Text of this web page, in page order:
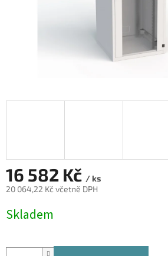
16 582 Kč / ks
20 064,22 Kč včetně DPH
cena:
Skladem